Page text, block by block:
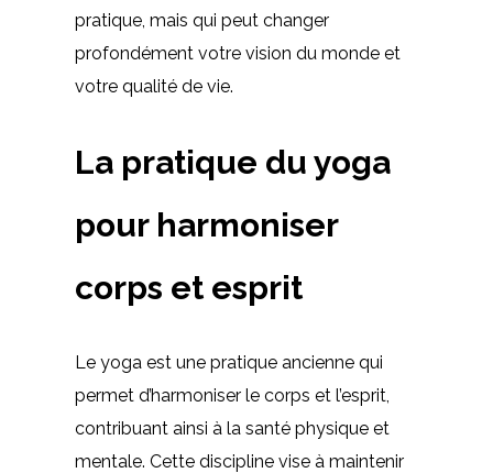
pratique, mais qui peut changer
profondément votre vision du monde et
votre qualité de vie.
La pratique du yoga
pour harmoniser
corps et esprit
Le yoga est une pratique ancienne qui
permet d’harmoniser le corps et l’esprit,
contribuant ainsi à la santé physique et
mentale. Cette discipline vise à maintenir